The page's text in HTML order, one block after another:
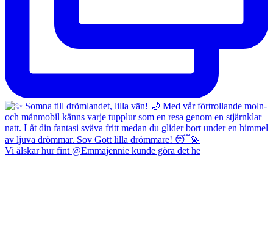
Vi älskar hur fint @Emmajennie kunde göra det he